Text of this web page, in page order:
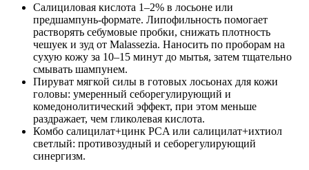
Салициловая кислота 1–2% в лосьоне или
предшампунь-формате. Липофильность помогает
растворять себумовые пробки, снижать плотность
чешуек и зуд от Malassezia. Наносить по проборам на
сухую кожу за 10–15 минут до мытья, затем тщательно
смывать шампунем.
Пируват мягкой силы в готовых лосьонах для кожи
головы: умеренный себорегулирующий и
комедонолитический эффект, при этом меньше
раздражает, чем гликолевая кислота.
Комбо салицилат+цинк PCA или салицилат+ихтиол
светлый: противозудный и себорегулирующий
синергизм.